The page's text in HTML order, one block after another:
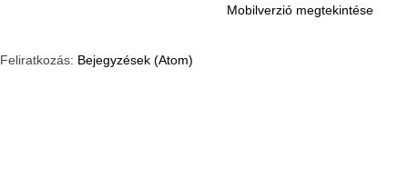
Mobilverzió megtekintése
Feliratkozás: Bejegyzések (Atom)